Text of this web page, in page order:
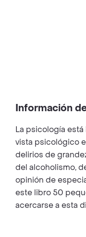
Información
La psicología
vista psicológico
delirios de
del alcoholismo,
opinión de
este libro 50
acercarse a esta